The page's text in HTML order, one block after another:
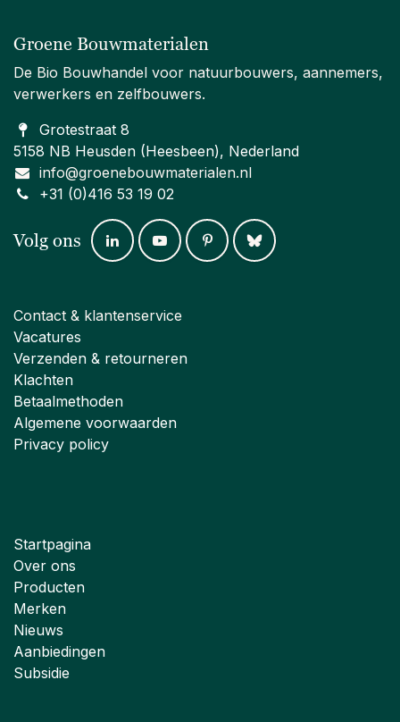
Groene Bouwmaterialen
De Bio Bouwhandel voor natuurbouwers, aannemers,
verwerkers en zelfbouwers.
Grotestraat 8
5158 NB Heusden (Heesbeen), Nederland
info@groenebouwmaterialen.nl
+31 (0)416 53 19 02
Volg ons
Contact & klantenservice
Vacatures
Verzenden & retourneren
Klachten
Betaalmethoden
Algemene voorwaarden
Privacy policy
Startpagina
Over ons
Producten
Merken
Nieuws
Aanbiedingen
Subsidie